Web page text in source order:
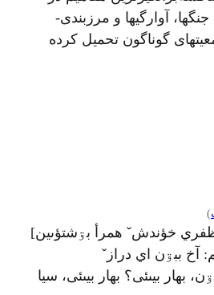
گوناگون تحمیل کرده
با ایدئولوژی سیاسی،
شدن آتش خونبارترین جنگ
)
خؤندشˇ همرأ بۊشتؤىين]
آخ ببۊن اي درازˇ
بهار بیىئى؟ بهار بيىئى، سیا